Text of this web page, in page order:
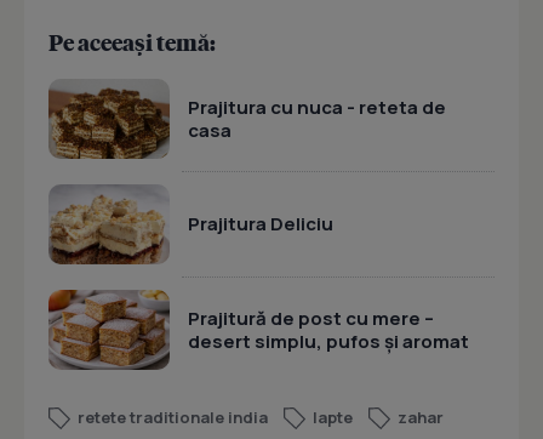
Pe aceeași temă:
Prajitura cu nuca - reteta de
casa
Prajitura Deliciu
Prajitură de post cu mere –
desert simplu, pufos și aromat
retete traditionale india lapte
zahar